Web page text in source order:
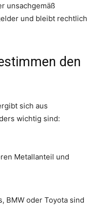
unsachgemäß
und bleibt rechtlich
den
sich aus
wichtig sind:
Metallanteil und
BMW oder Toyota sind